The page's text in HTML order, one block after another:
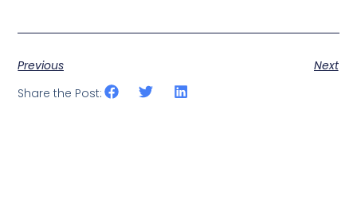
Previous
Next
Share the Post: